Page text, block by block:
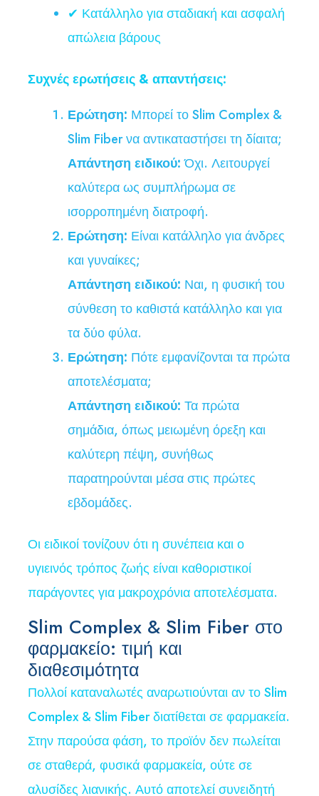
✔ Κατάλληλο για σταδιακή και ασφαλή
απώλεια βάρους
Συχνές ερωτήσεις & απαντήσεις:
Ερώτηση: Μπορεί το Slim Complex &
Slim Fiber να αντικαταστήσει τη δίαιτα;
Απάντηση ειδικού:Όχι. Λειτουργεί
καλύτερα ως συμπλήρωμα σε
ισορροπημένη διατροφή.
Ερώτηση: Είναι κατάλληλο για άνδρες
και γυναίκες;
Απάντηση ειδικού: Ναι, η φυσική του
σύνθεση το καθιστά κατάλληλο και για
τα δύο φύλα.
Ερώτηση: Πότε εμφανίζονται τα πρώτα
αποτελέσματα;
Απάντηση ειδικού: Τα πρώτα
σημάδια, όπως μειωμένη όρεξη και
καλύτερη πέψη, συνήθως
παρατηρούνται μέσα στις πρώτες
εβδομάδες.
Οι ειδικοί τονίζουν ότι η συνέπεια και ο
υγιεινός τρόπος ζωής είναι καθοριστικοί
παράγοντες για μακροχρόνια αποτελέσματα.
Slim Complex & Slim Fiber στο
φαρμακείο: τιμή και
διαθεσιμότητα
Πολλοί καταναλωτές αναρωτιούνται αν το Slim
Complex & Slim Fiber διατίθεται σε φαρμακεία.
Στην παρούσα φάση, το προϊόν δεν πωλείται
σε σταθερά, φυσικά φαρμακεία, ούτε σε
αλυσίδες λιανικής. Αυτό αποτελεί συνειδητή